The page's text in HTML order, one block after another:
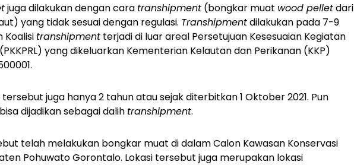
juga dilakukan dengan cara transhipment (bongkar muat wood pelletdari
yang tidak sesuai dengan regulasi. Transhipmentdilakukan pada 7-9
Koalisi transhipment terjadi di luar areal Persetujuan Kesesuaian Kegiatan
yang dikeluarkan Kementerian Kelautan dan Perikanan (KKP)
juga hanya 2 tahun atau sejak diterbitkan 1 Oktober 2021. Pun
dijadikan sebagai dalih transhipment.
telah melakukan bongkar muat di dalam Calon Kawasan Konservasi
Pohuwato Gorontalo. Lokasi tersebut juga merupakan lokasi